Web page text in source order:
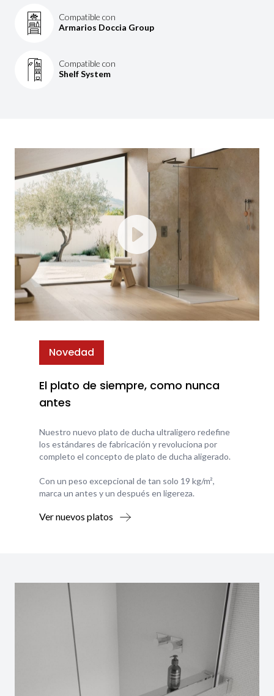
Compatible con
Armarios Doccia Group
Compatible con
Shelf System
Novedad
El plato de siempre, como nunca
antes
Nuestro nuevo plato de ducha ultraligero redefine
los estándares de fabricación y revoluciona por
completo el concepto de plato de ducha aligerado.
Con un peso excepcional de tan solo 19 kg/m²,
marca un antes y un después en ligereza.
Ver nuevos platos